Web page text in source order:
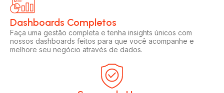
Dashboards Completos​​
Faça uma gestão completa e tenha insights únicos com
nossos dashboards feitos para que você acompanhe e
melhore seu negócio através de dados.